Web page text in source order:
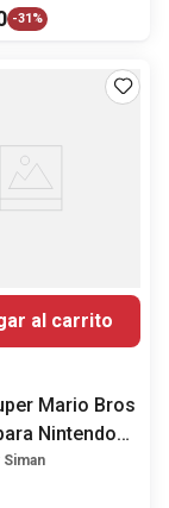
-31%
al carrito
Mario Bros
Nintendo
Siman